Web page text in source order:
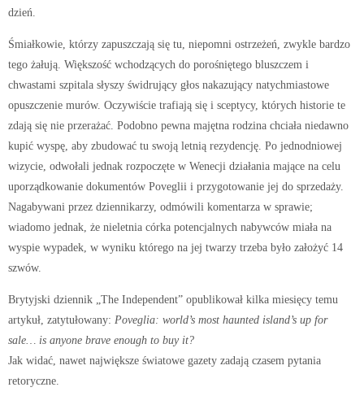
dzień.
Śmiałkowie, którzy zapuszczają się tu, niepomni ostrzeżeń, zwykle bardzo
tego żałują. Większość wchodzących do porośniętego bluszczem i
chwastami szpitala słyszy świdrujący głos nakazujący natychmiastowe
opuszczenie murów. Oczywiście trafiają się i sceptycy, których historie te
zdają się nie przerażać. Podobno pewna majętna rodzina chciała niedawno
kupić wyspę, aby zbudować tu swoją letnią rezydencję. Po jednodniowej
wizycie, odwołali jednak rozpoczęte w Wenecji działania mające na celu
uporządkowanie dokumentów Poveglii i przygotowanie jej do sprzedaży.
Nagabywani przez dziennikarzy, odmówili komentarza w sprawie;
wiadomo jednak, że nieletnia córka potencjalnych nabywców miała na
wyspie wypadek, w wyniku którego na jej twarzy trzeba było założyć 14
szwów.
Brytyjski dziennik „The Independent” opublikował kilka miesięcy temu
artykuł, zatytułowany: Poveglia: world’s most haunted island’s up for
sale… is anyone brave enough to buy it?
Jak widać, nawet największe światowe gazety zadają czasem pytania
retoryczne.